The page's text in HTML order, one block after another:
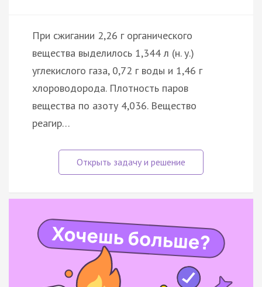
При сжигании 2,26 г органического
вещества выделилось 1,344 л (н. у.)
углекислого газа, 0,72 г воды и 1,46 г
хлороводорода. Плотность паров
вещества по азоту 4,036. Вещество
реагир…